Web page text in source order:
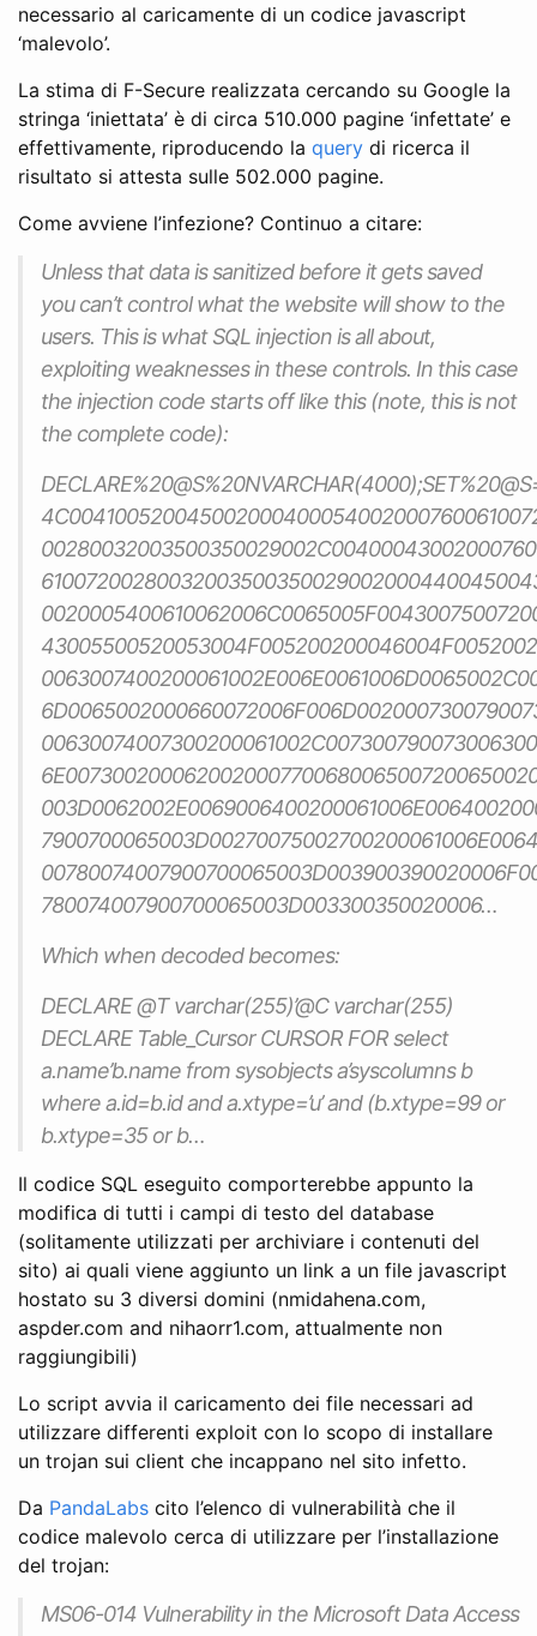
necessario al caricamente di un codice javascript
‘malevolo’.
La stima di F-Secure realizzata cercando su Google la
stringa ‘iniettata’ è di circa 510.000 pagine ‘infettate’ e
effettivamente, riproducendo la query di ricerca il
risultato si attesta sulle 502.000 pagine.
Come avviene l’infezione? Continuo a citare:
Unless that data is sanitized before it gets saved
you can’t control what the website will show to the
users. This is what SQL injection is all about,
exploiting weaknesses in these controls. In this case
the injection code starts off like this (note, this is not
the complete code):
780074007900700065003D003300350020006…
Which when decoded becomes:
DECLARE @T varchar(255)’@C varchar(255)
DECLARE Table_Cursor CURSOR FOR select
a.name’b.name from sysobjects a’syscolumns b
where a.id=b.id and a.xtype=’u’ and (b.xtype=99 or
b.xtype=35 or b…
Il codice SQL eseguito comporterebbe appunto la
modifica di tutti i campi di testo del database
(solitamente utilizzati per archiviare i contenuti del
sito) ai quali viene aggiunto un link a un file javascript
hostato su 3 diversi domini (nmidahena.com,
aspder.com and nihaorr1.com, attualmente non
raggiungibili)
Lo script avvia il caricamento dei file necessari ad
utilizzare differenti exploit con lo scopo di installare
un trojan sui client che incappano nel sito infetto.
Da PandaLabs cito l’elenco di vulnerabilità che il
codice malevolo cerca di utilizzare per l’installazione
del trojan:
MS06-014 Vulnerability in the Microsoft Data Access